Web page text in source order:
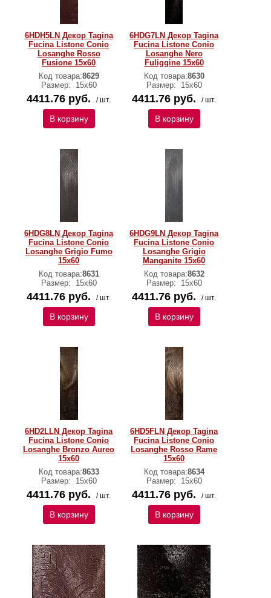
6HDH5LN Декор Tagina
Fucina Listone Conio
Losanghe Rosso
Fusione 15x60
Код товара:8629
Размер:
15x60
4411.76 руб. / шт.
В корзину
6HDG7LN Декор Tagina
Fucina Listone Conio
Losanghe Nero
Fuliggine 15x60
Код товара:8630
Размер:
15x60
4411.76 руб. / шт.
В корзину
6HDG8LN Декор Tagina
Fucina Listone Conio
Losanghe Grigio Fumo
15x60
Код товара:8631
Размер:
15x60
4411.76 руб. / шт.
В корзину
6HDG9LN Декор Tagina
Fucina Listone Conio
Losanghe Grigio
Manganite 15x60
Код товара:8632
Размер:
15x60
4411.76 руб. / шт.
В корзину
6HD2LLN Декор Tagina
Fucina Listone Conio
Losanghe Bronzo Aureo
15x60
Код товара:8633
Размер:
15x60
4411.76 руб. / шт.
В корзину
6HD5FLN Декор Tagina
Fucina Listone Conio
Losanghe Rosso Rame
15x60
Код товара:8634
Размер:
15x60
4411.76 руб. / шт.
В корзину